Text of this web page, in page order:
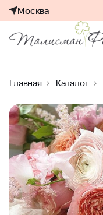
Москва
Главная Каталог